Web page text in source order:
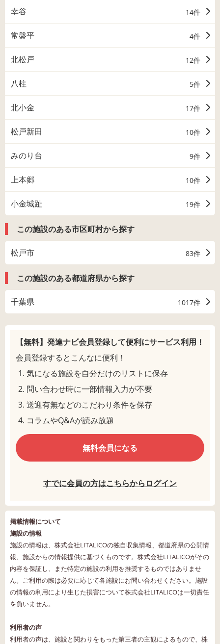
幸谷 14件
常盤平 4件
北松戸 12件
八柱 5件
北小金 17件
松戸新田 10件
みのり台 9件
上本郷 10件
小金城趾 19件
この施設のある市区町村から探す
松戸市 83件
この施設のある都道府県から探す
千葉県 1017件
【無料】発達ナビ会員登録して便利にサービス利用！
会員登録するとこんなに便利！
気になる施設を自分だけのリストに保存
問い合わせ時に一部情報入力が不要
送迎有無などのこだわり条件を保存
コラムやQ&Aが読み放題
無料会員になる
すでに会員の方はこちらからログイン
掲載情報について
施設の情報
施設の情報は、株式会社LITALICOの独自収集情報、都道府県の公開情
報、施設からの情報提供に基づくものです。株式会社LITALICOがその
内容を保証し、また特定の施設の利用を推奨するものではありませ
ん。ご利用の際は必要に応じて各施設にお問い合わせください。施設
の情報の利用により生じた損害について株式会社LITALICOは一切責任
を負いません。
利用者の声
利用者の声は、施設と関わりをもった第三者の主観によるもので、株